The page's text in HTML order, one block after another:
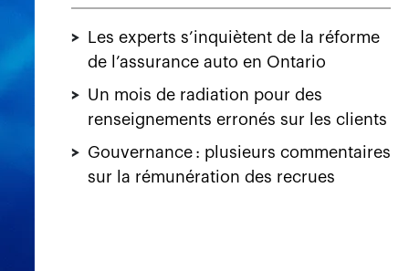
>
Les experts s’inquiètent de la réforme
de l’assurance auto en Ontario
> Un mois de radiation pour des
renseignements erronés sur les clients
> Gouvernance : plusieurs commentaires
sur la rémunération des recrues